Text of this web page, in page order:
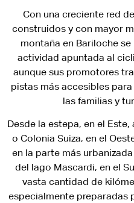
Con una creciente red
construidos y con mayor
montaña en Bariloche
actividad apuntada al
aunque sus promotores
pistas más accesibles
las familias y
Desde la estepa, en el
o Colonia Suiza, en el
en la parte más
del lago Mascardi, en el
vasta cantidad de
especialmente preparadas